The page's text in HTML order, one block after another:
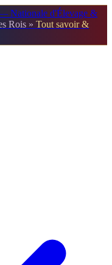
Nationale d'Élevage &
Rois » Tout savoir &